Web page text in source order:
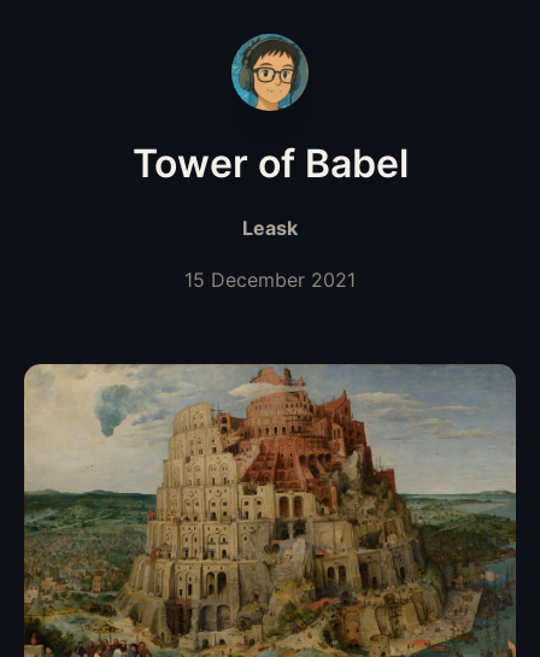
Tower of Babel
Leask
15 December 2021